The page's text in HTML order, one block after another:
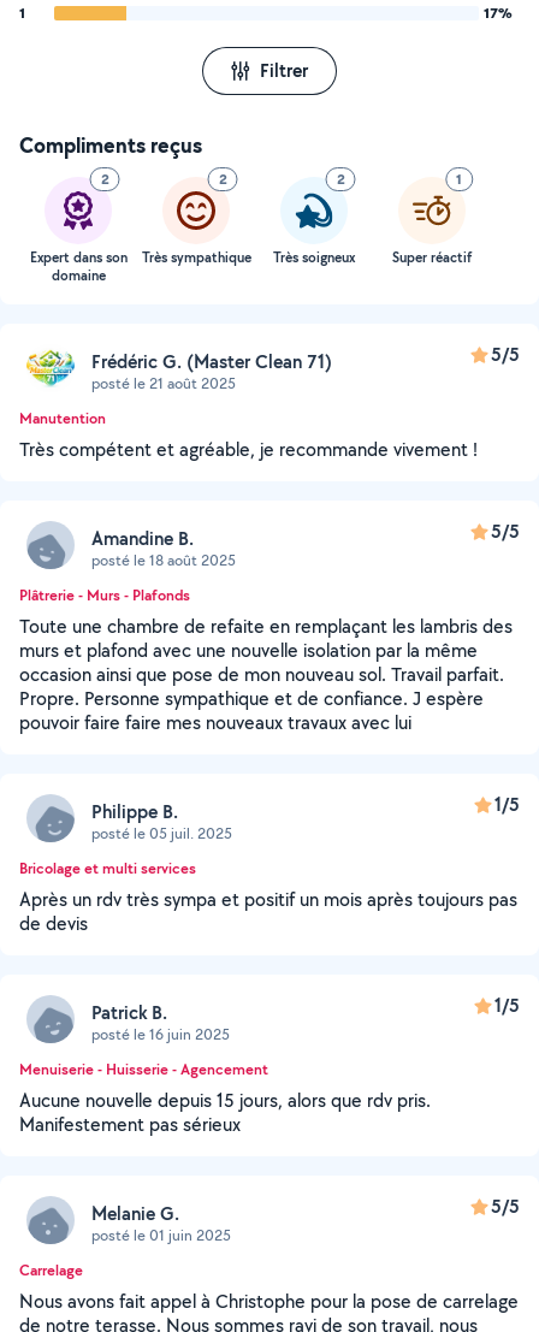
1
17%
Filtrer
Compliments reçus
2
Expert dans son
domaine
2
Très sympathique
2
Très soigneux
1
Super réactif
Frédéric G. (Master Clean 71)
posté le 21 août 2025
5/5
Manutention
Très compétent et agréable, je recommande vivement !
Amandine B.
posté le 18 août 2025
5/5
Plâtrerie - Murs - Plafonds
Toute une chambre de refaite en remplaçant les lambris des
murs et plafond avec une nouvelle isolation par la même
occasion ainsi que pose de mon nouveau sol. Travail parfait.
Propre. Personne sympathique et de confiance. J espère
pouvoir faire faire mes nouveaux travaux avec lui
Philippe B.
posté le 05 juil. 2025
1/5
Bricolage et multi services
Après un rdv très sympa et positif un mois après toujours pas
de devis
Patrick B.
posté le 16 juin 2025
1/5
Menuiserie - Huisserie - Agencement
Aucune nouvelle depuis 15 jours, alors que rdv pris.
Manifestement pas sérieux
Melanie G.
posté le 01 juin 2025
5/5
Carrelage
Nous avons fait appel à Christophe pour la pose de carrelage
de notre terasse. Nous sommes ravi de son travail, nous